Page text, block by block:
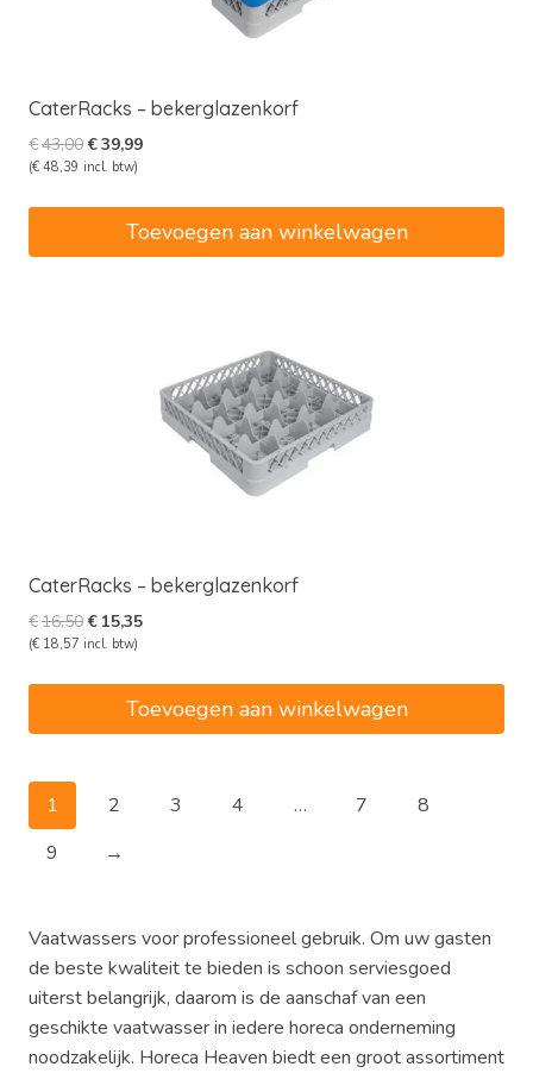
CaterRacks – bekerglazenkorf
€43,00Oorspronkelijke
prijs
€39,99Huidige
(€ 48,39 incl. btw)
Toevoegen aan winkelwagen
CaterRacks – bekerglazenkorf
€16,50Oorspronkelijke
prijs
€16,50.
€ 15,35Huidige
(€ 18,57 incl. btw)
Toevoegen aan winkelwagen
1 2 3 4 … 7
8
9
→
Vaatwassers voor professioneel gebruik. Om uw gasten
de beste kwaliteit te bieden is schoon serviesgoed
uiterst belangrijk, daarom is de aanschaf van een
geschikte vaatwasser in iedere horeca onderneming
noodzakelijk. Horeca Heaven biedt een groot assortiment